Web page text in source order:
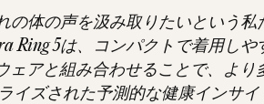
の体の声を汲み取りたいという
Ring 5は、コンパクトで着用し
ェアと組み合わせることで、より
イズされた予測的な健康インサ